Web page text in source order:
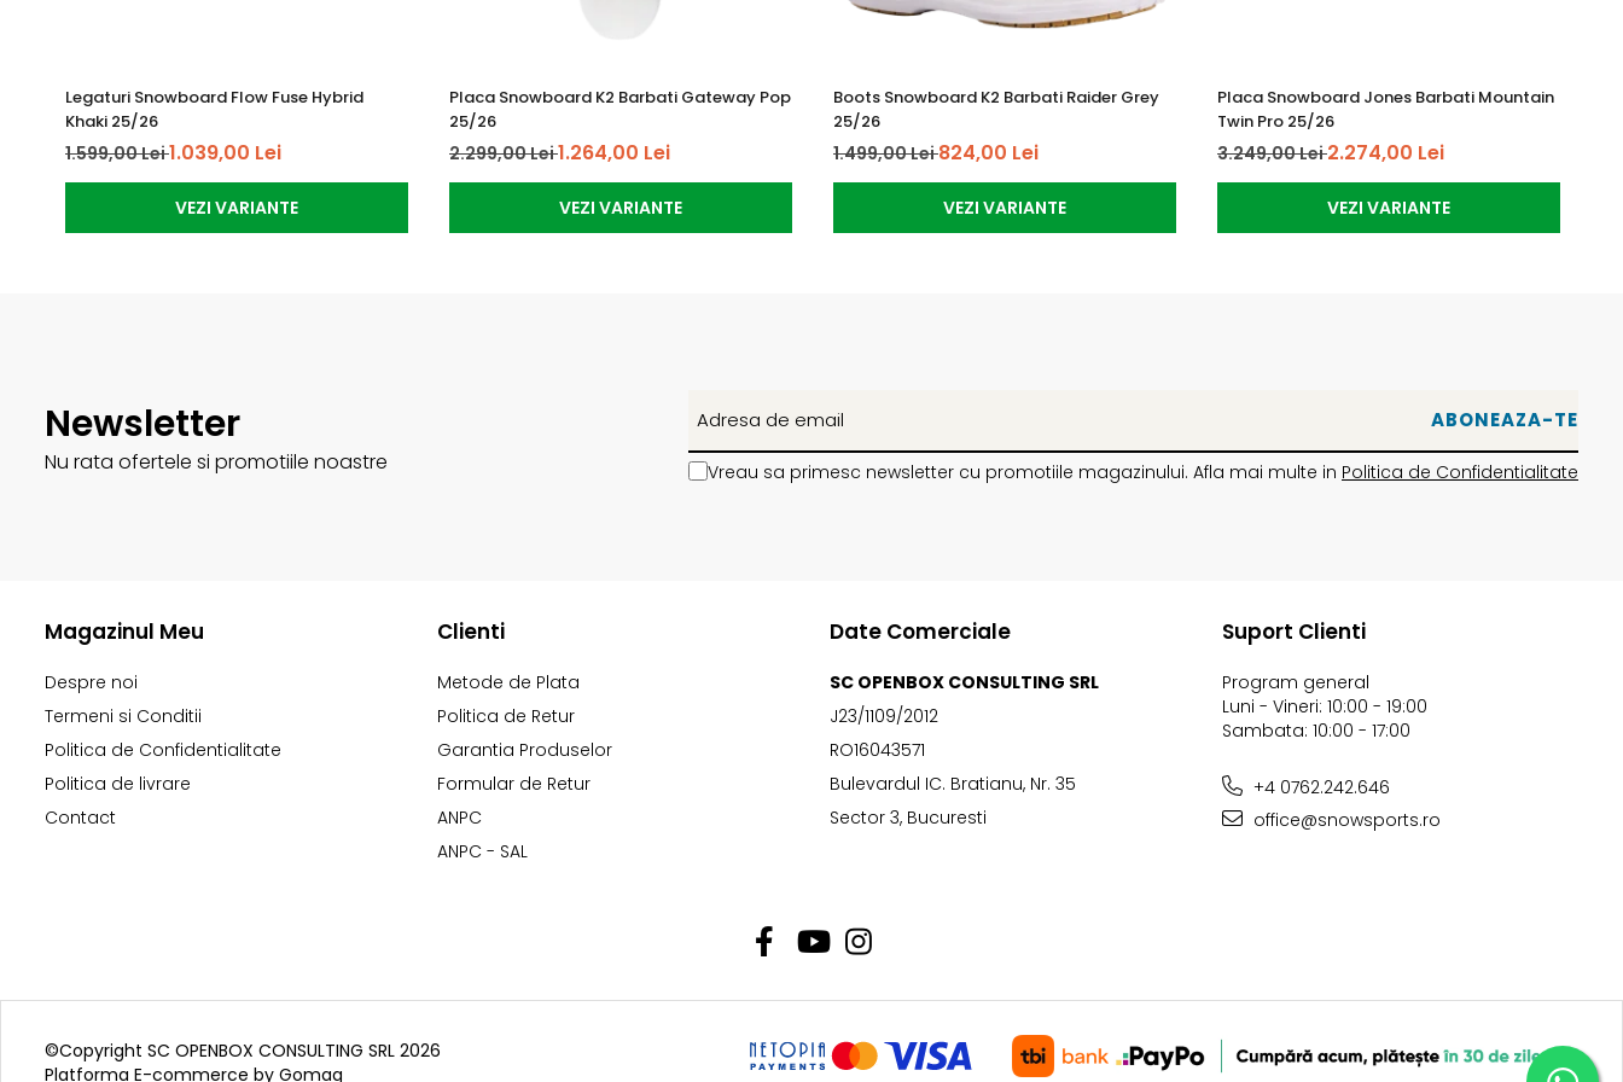
https://www.youtube.com/watch?v=Jz3kD3f05xE
Legaturi Snowboard Flow Fuse Hybrid
Khaki 25/26
1.599,00 Lei1.039,00 Lei
VEZI VARIANTE
Placa Snowboard K2 Barbati Gateway Pop
25/26
2.299,00 Lei1.264,00 Lei
VEZI VARIANTE
Boots Snowboard K2 Barbati Raider Grey
25/26
1.499,00 Lei824,00 Lei
VEZI VARIANTE
Placa Snowboard Jones Barbati Mountain
Twin Pro 25/26
3.249,00 Lei2.274,00 Lei
VEZI VARIANTE
Newsletter
Nu rata ofertele si promotiile noastre Vreau sa primesc newsletter cu promotiile magazinului. Afla mai multe in Politica de Confidentialitate
Magazinul Meu
Despre noi
Termeni si Conditii
Politica de Confidentialitate
Politica de livrare
Contact
Clienti
Metode de Plata
Politica de Retur
Garantia Produselor
Formular de Retur
ANPC
ANPC - SAL
Date Comerciale
SC OPENBOX CONSULTING SRL
J23/1109/2012
RO16043571
Bulevardul IC. Bratianu, Nr. 35
Sector 3, Bucuresti
Suport Clienti
Program general
Luni - Vineri: 10:00 - 19:00
Sambata: 10:00 - 17:00
+4 0762.242.646
office@snowsports.ro
©Copyright SC OPENBOX CONSULTING SRL 2026
Platforma E-commerce by Gomag